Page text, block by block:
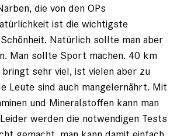
die von den OPs
ist die wichtigste
Natürlich sollte man aber
Man sollte Sport machen. 40 km
sehr viel, ist vielen aber zu
Leute sind auch mangelernährt. Mit
und Mineralstoffen kann man
werden die notwendigen Tests